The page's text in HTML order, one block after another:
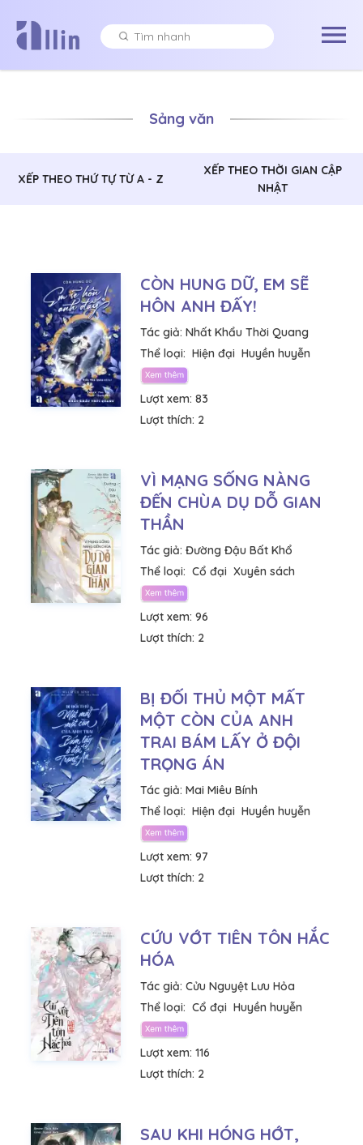
Sảng văn
XẾP THEO THỨ TỰ TỪ A - Z
XẾP THEO THỜI GIAN CẬP
NHẬT
CÒN HUNG DỮ, EM SẼ
HÔN ANH ĐẤY!
Tác giả: Nhất Khẩu Thời Quang
Thể loại: Hiện đại Huyền huyễn
Lượt xem: 83
Lượt thích: 2
VÌ MẠNG SỐNG NÀNG
ĐẾN CHÙA DỤ DỖ GIAN
THẦN
Tác giả: Đường Đậu Bất Khổ
Thể loại: Cổ đại Xuyên sách
Lượt xem: 96
Lượt thích: 2
BỊ ĐỐI THỦ MỘT MẤT
MỘT CÒN CỦA ANH
TRAI BÁM LẤY Ở ĐỘI
TRỌNG ÁN
Tác giả: Mai Miêu Bính
Thể loại: Hiện đại Huyền huyễn
Lượt xem: 97
Lượt thích: 2
CỨU VỚT TIÊN TÔN HẮC
HÓA
Tác giả: Cửu Nguyệt Lưu Hỏa
Thể loại: Cổ đại Huyền huyễn
Lượt xem: 116
Lượt thích: 2
SAU KHI HÓNG HỚT,